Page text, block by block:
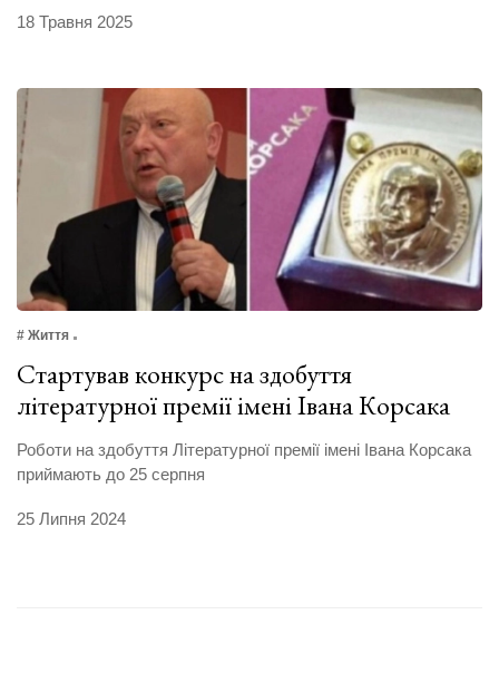
18 Травня 2025
# Життя
Стартував конкурс на здобуття
літературної премії імені Івана Корсака
Роботи на здобуття Літературної премії імені Івана Корсака
приймають до 25 серпня
25 Липня 2024